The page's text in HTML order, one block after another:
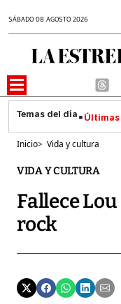
SÁBADO 08 AGOSTO 2026
Inicio> Vida y cultura
VIDA Y CULTURA
Fallece
rock